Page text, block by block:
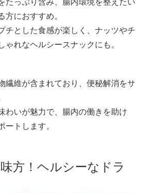
におすすめ。
チとした食感が楽しく、ナッツやチ
ゃれなヘルシースナックにも。
繊維が含まれており、便秘解消をサ
わいが魅力で、腸内の働きを助け
ートします。
方！ヘルシーなドラ